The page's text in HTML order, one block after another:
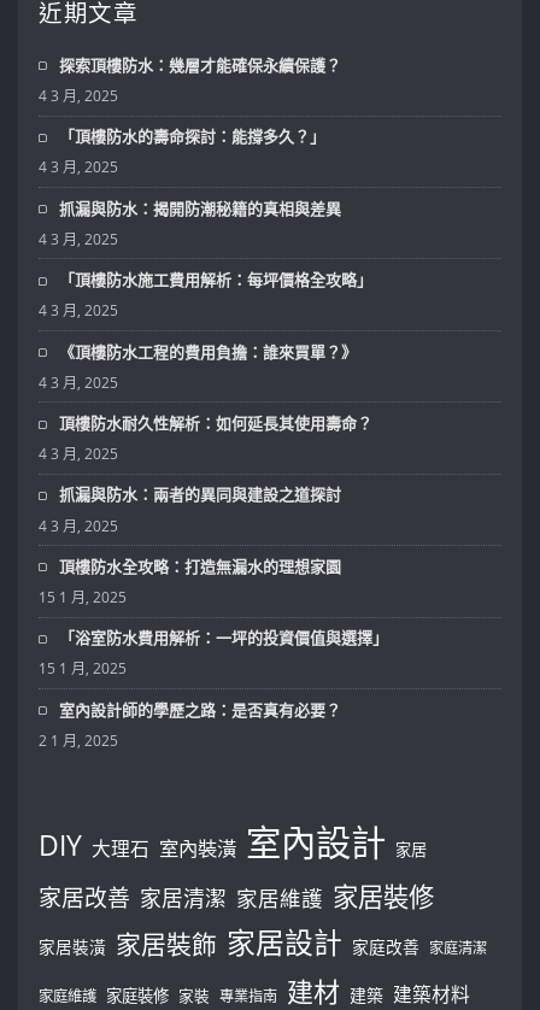
近期文章
探索頂樓防水：幾層才能確保永續保護？
4 3 月, 2025
「頂樓防水的壽命探討：能撐多久？」
4 3 月, 2025
抓漏與防水：揭開防潮秘籍的真相與差異
4 3 月, 2025
「頂樓防水施工費用解析：每坪價格全攻略」
4 3 月, 2025
《頂樓防水工程的費用負擔：誰來買單？》
4 3 月, 2025
頂樓防水耐久性解析：如何延長其使用壽命？
4 3 月, 2025
抓漏與防水：兩者的異同與建設之道探討
4 3 月, 2025
頂樓防水全攻略：打造無漏水的理想家園
15 1 月, 2025
「浴室防水費用解析：一坪的投資價值與選擇」
15 1 月, 2025
室內設計師的學歷之路：是否真有必要？
2 1 月, 2025
DIY 大理石 室內裝潢 室內設計 家居
家居改善 家居清潔 家居維護 家居裝修
家居裝潢 家居裝飾 家居設計 家庭改善 家庭清潔
家庭維護 家庭裝修 家裝 專業指南 建材 建築 建築材料